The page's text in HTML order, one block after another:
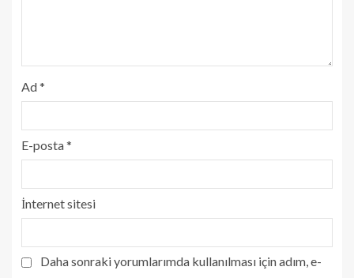
Ad*
E-posta*
İnternet sitesi
Daha sonraki yorumlarımda kullanılması için adım, e-